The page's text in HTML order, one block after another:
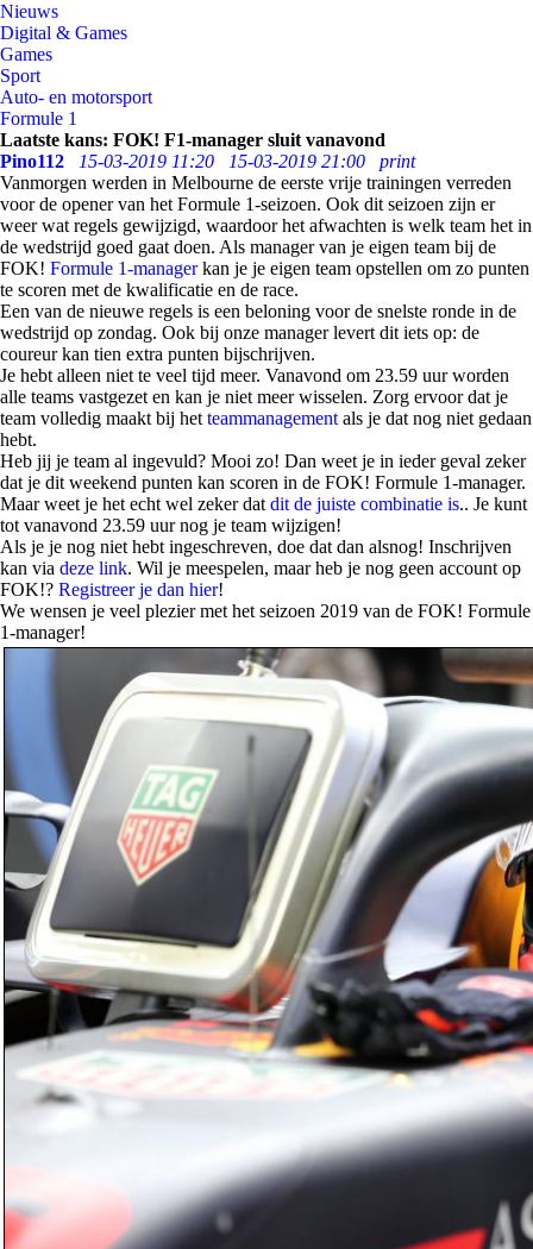
Nieuws
Digital & Games
Games
Sport
Auto- en motorsport
Formule 1
Laatste kans: FOK! F1-manager sluit vanavond
Pino112
15-03-2019 11:20 15-03-2019 21:00
print
Vanmorgen werden in Melbourne de eerste vrije trainingen verreden
voor de opener van het Formule 1-seizoen. Ook dit seizoen zijn er
weer wat regels gewijzigd, waardoor het afwachten is welk team het in
de wedstrijd goed gaat doen. Als manager van je eigen team bij de
FOK! Formule 1-managerkan je je eigen team opstellen om zo punten
te scoren met de kwalificatie en de race.
Een van de nieuwe regels is een beloning voor de snelste ronde in de
wedstrijd op zondag. Ook bij onze manager levert dit iets op: de
coureur kan tien extra punten bijschrijven.
Je hebt alleen niet te veel tijd meer. Vanavond om 23.59 uur worden
alle teams vastgezet en kan je niet meer wisselen. Zorg ervoor dat je
team volledig maakt bij het teammanagement als je dat nog niet gedaan
hebt.
Heb jij je team al ingevuld? Mooi zo! Dan weet je in ieder geval zeker
dat je dit weekend punten kan scoren in de FOK! Formule 1-manager.
Maar weet je het echt wel zeker dat dit de juiste combinatie is.. Je kunt
tot vanavond 23.59 uur nog je team wijzigen!
Als je je nog niet hebt ingeschreven, doe dat dan alsnog! Inschrijven
kan via deze link. Wil je meespelen, maar heb je nog geen account op
FOK!? Registreer je dan hier!
We wensen je veel plezier met het seizoen 2019 van de FOK! Formule
1-manager!